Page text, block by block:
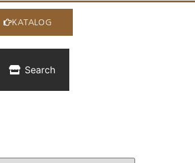
KATALOG
Search